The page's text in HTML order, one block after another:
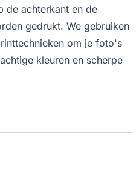
de achterkant en de
gedrukt. We gebruiken
om je foto's
kleuren en scherpe